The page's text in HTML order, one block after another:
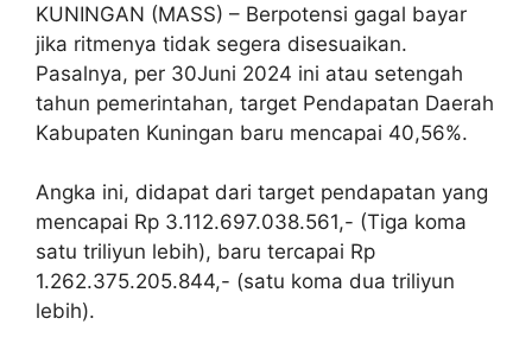
KUNINGAN (MASS) – Berpotensi gagal bayar
jika ritmenya tidak segera disesuaikan.
Pasalnya, per 30Juni 2024 ini atau setengah
tahun pemerintahan, target Pendapatan Daerah
Kabupaten Kuningan baru mencapai 40,56%.
Angka ini, didapat dari target pendapatan yang
mencapai Rp 3.112.697.038.561,- (Tiga koma
satu triliyun lebih), baru tercapai Rp
1.262.375.205.844,- (satu koma dua triliyun
lebih).